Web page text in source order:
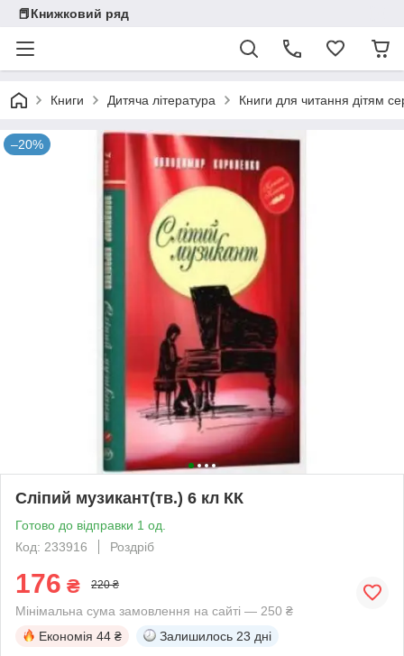
📕Книжковий ряд
Книги Дитяча література Книги для читання дітям
–20%
Сліпий музикант(тв.) 6 кл КК
Готово до відправки 1 од.
Код: 233916
Роздріб
176 ₴ 220 ₴
Мінімальна сума замовлення на сайті — 250 ₴
Економія 44 ₴ Залишилось 23 дні